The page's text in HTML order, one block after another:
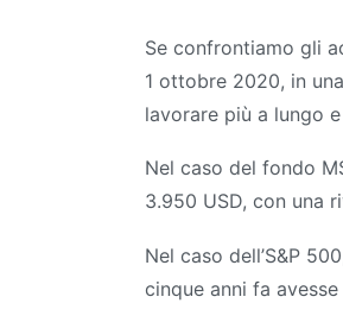
Se confrontiamo gli
1 ottobre 2020, in
lavorare più a lungo
Nel caso del fondo
3.950 USD, con una
Nel caso dell’S&P
cinque anni fa